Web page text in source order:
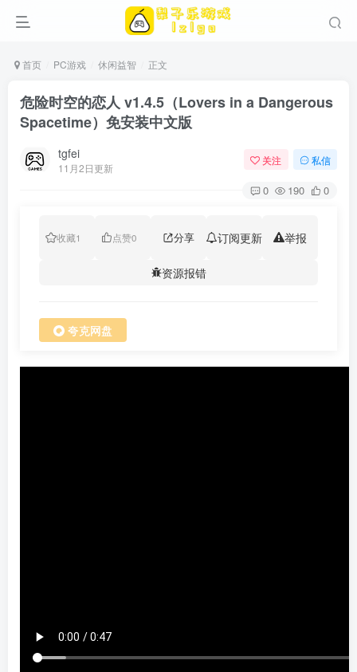
首页 PC游戏 休闲益智 正文
危险时空的恋人 v1.4.5（Lovers in a Dangerous
Spacetime）免安装中文版
tgfei
11月2日更新
关注 私信
0 190 0
收藏1 点赞0 分享 订阅更新 举报
资源报错
夸克网盘